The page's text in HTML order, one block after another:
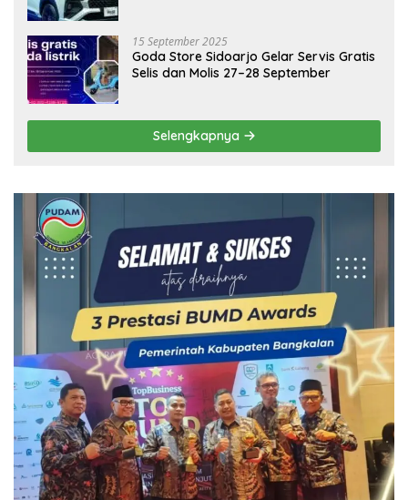
15 September 2025
Goda Store Sidoarjo Gelar Servis Gratis
Selis dan Molis 27–28 September
Selengkapnya